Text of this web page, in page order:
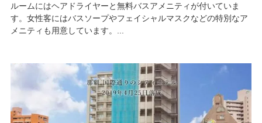
ルームにはヘアドライヤーと無料バスアメニティが付いていま
す。女性客にはバスソープやフェイシャルマスクなどの特別なア
メニティも用意しています。...